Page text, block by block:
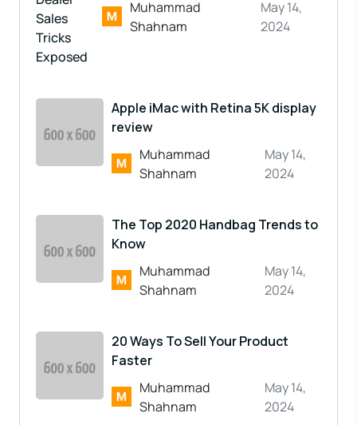
Muhammad
Shahnam
May 14,
2024
Apple iMac with Retina 5K display
review
Muhammad
Shahnam
May 14,
2024
The Top 2020 Handbag Trends to
Know
Muhammad
Shahnam
May 14,
2024
20 Ways To Sell Your Product
Faster
Muhammad
Shahnam
May 14,
2024